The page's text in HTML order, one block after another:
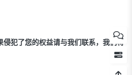
犯了您的权益请与我们联系，我们将